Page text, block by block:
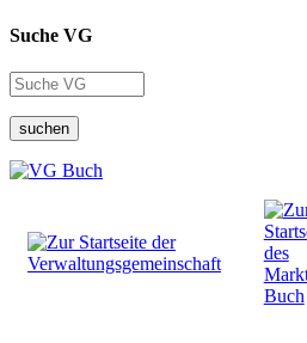
Suche VG
suchen